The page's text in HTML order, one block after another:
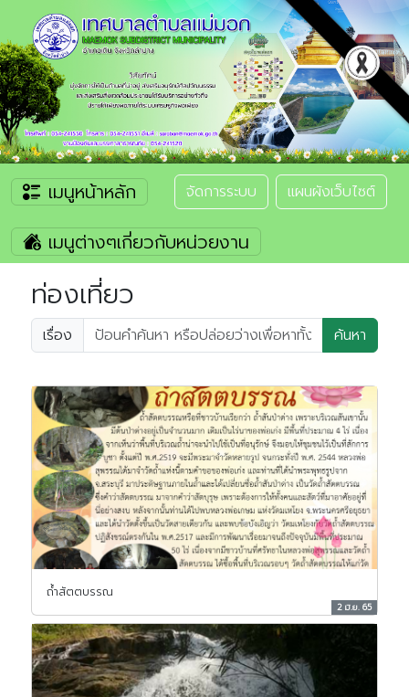
เมนูหน้าหลัก จัดการระบบ แผนผังเว็บไซต์
เมนูต่างๆเกี่ยวกับหน่วยงาน
ท่องเที่ยว
เรื่อง ค้นหา
ถ้ำสัตตบรรณ
2 มิ.ย. 65